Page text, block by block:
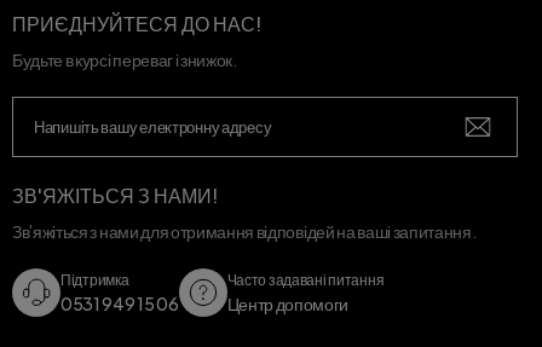
ПРИЄДНУЙТЕСЯ ДО НАС!
Будьте в курсі переваг і знижок.
ЗВ'ЯЖІТЬСЯ З НАМИ!
Зв'яжіться з нами для отримання відповідей на ваші запитання.
Підтримка
0531 949 15 06
Часто задавані питання
Центр допомоги